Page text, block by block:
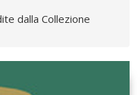
dalla Collezione